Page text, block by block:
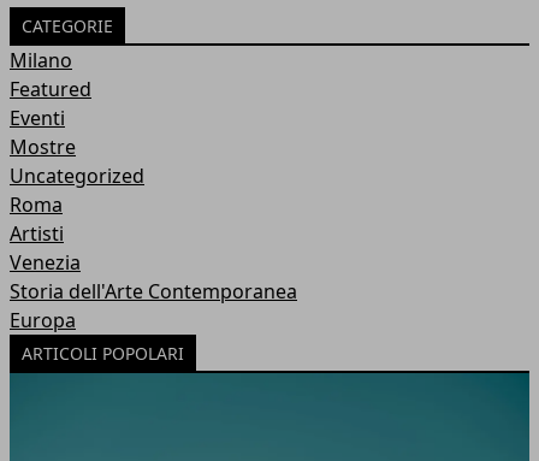
CATEGORIE
Milano
Featured
Eventi
Mostre
Uncategorized
Roma
Artisti
Venezia
Storia dell'Arte Contemporanea
Europa
ARTICOLI POPOLARI